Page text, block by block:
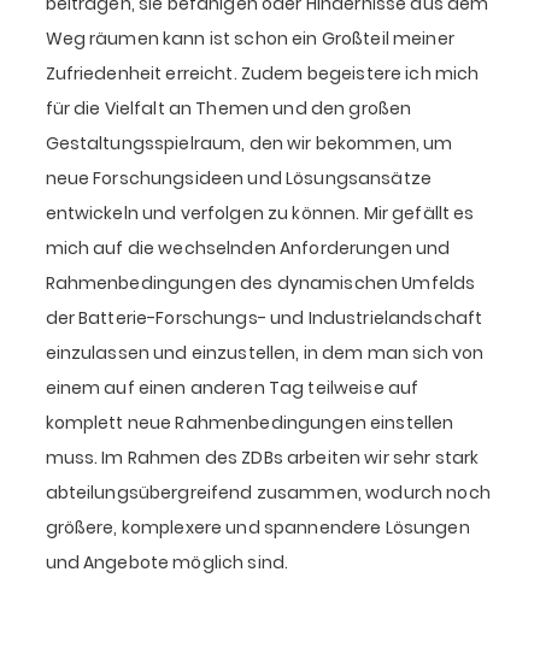
Weg räumen kann ist schon ein Großteil meiner
Zufriedenheit erreicht. Zudem begeistere ich mich
für die Vielfalt an Themen und den großen
Gestaltungsspielraum, den wir bekommen, um
neue Forschungsideen und Lösungsansätze
entwickeln und verfolgen zu können. Mir gefällt es
mich auf die wechselnden Anforderungen und
Rahmenbedingungen des dynamischen Umfelds
der Batterie-Forschungs- und Industrielandschaft
einzulassen und einzustellen, in dem man sich von
einem auf einen anderen Tag teilweise auf
komplett neue Rahmenbedingungen einstellen
muss. Im Rahmen des ZDBs arbeiten wir sehr stark
abteilungsübergreifend zusammen, wodurch noch
größere, komplexere und spannendere Lösungen
und Angebote möglich sind.